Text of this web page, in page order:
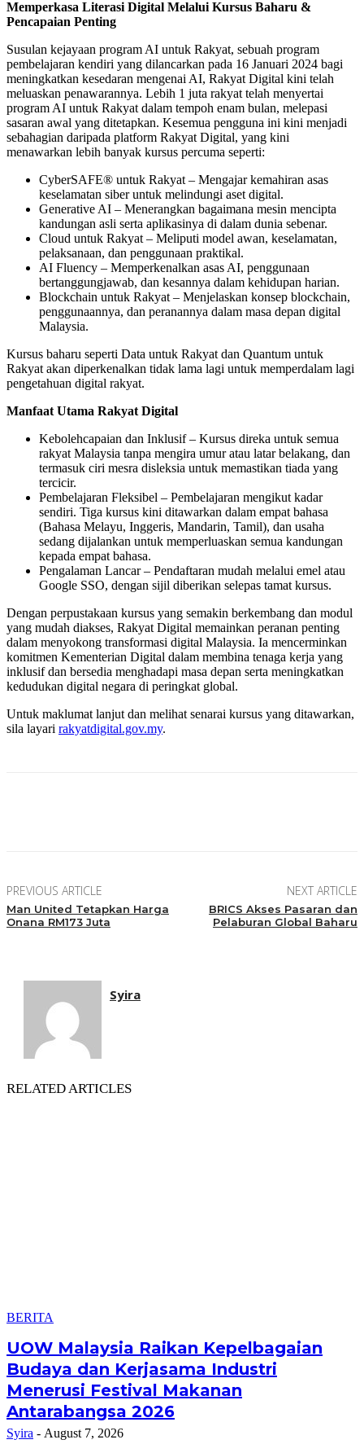
Memperkasa Literasi Digital Melalui Kursus Baharu &
Pencapaian Penting
Susulan kejayaan program AI untuk Rakyat, sebuah program
pembelajaran kendiri yang dilancarkan pada 16 Januari 2024 bagi
meningkatkan kesedaran mengenai AI, Rakyat Digital kini telah
meluaskan penawarannya. Lebih 1 juta rakyat telah menyertai
program AI untuk Rakyat dalam tempoh enam bulan, melepasi
sasaran awal yang ditetapkan. Kesemua pengguna ini kini menjadi
sebahagian daripada platform Rakyat Digital, yang kini
menawarkan lebih banyak kursus percuma seperti:
CyberSAFE® untuk Rakyat – Mengajar kemahiran asas
keselamatan siber untuk melindungi aset digital.
Generative AI – Menerangkan bagaimana mesin mencipta
kandungan asli serta aplikasinya di dalam dunia sebenar.
Cloud untuk Rakyat – Meliputi model awan, keselamatan,
pelaksanaan, dan penggunaan praktikal.
AI Fluency – Memperkenalkan asas AI, penggunaan
bertanggungjawab, dan kesannya dalam kehidupan harian.
Blockchain untuk Rakyat – Menjelaskan konsep blockchain,
penggunaannya, dan peranannya dalam masa depan digital
Malaysia.
Kursus baharu seperti Data untuk Rakyat dan Quantum untuk
Rakyat akan diperkenalkan tidak lama lagi untuk memperdalam lagi
pengetahuan digital rakyat.
Manfaat Utama Rakyat Digital
Kebolehcapaian dan Inklusif– Kursus direka untuk semua
rakyat Malaysia tanpa mengira umur atau latar belakang, dan
termasuk ciri mesra disleksia untuk memastikan tiada yang
tercicir.
Pembelajaran Fleksibel – Pembelajaran mengikut kadar
sendiri. Tiga kursus kini ditawarkan dalam empat bahasa
(Bahasa Melayu, Inggeris, Mandarin, Tamil), dan usaha
sedang dijalankan untuk memperluaskan semua kandungan
kepada empat bahasa.
Pengalaman Lancar– Pendaftaran mudah melalui emel atau
Google SSO, dengan sijil diberikan selepas tamat kursus.
Dengan perpustakaan kursus yang semakin berkembang dan modul
yang mudah diakses, Rakyat Digital memainkan peranan penting
dalam menyokong transformasi digital Malaysia. Ia mencerminkan
komitmen Kementerian Digital dalam membina tenaga kerja yang
inklusif dan bersedia menghadapi masa depan serta meningkatkan
kedudukan digital negara di peringkat global.
Untuk maklumat lanjut dan melihat senarai kursus yang ditawarkan,
sila layari rakyatdigital.gov.my.
PREVIOUS ARTICLE
Man United Tetapkan Harga
Onana RM173 Juta
NEXT ARTICLE
BRICS Akses Pasaran dan
Pelaburan Global Baharu
Syira
RELATED ARTICLES
BERITA
UOW Malaysia Raikan Kepelbagaian
Budaya dan Kerjasama Industri
Menerusi Festival Makanan
Antarabangsa 2026
Syira - August 7, 2026